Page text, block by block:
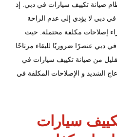
صيانة تكييف سيارات في دبي. إذ
دبي لا يؤدي إلى عدم الراحة
إصلاحات مكلفة محتملة. حيث
في دبي عنصرًا ضروريًا للبقاء مرتاحًا
من صيانة تكييف سيارات في
الشديد و الإصلاحات المكلفة في
سيارات